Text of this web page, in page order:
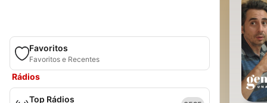
Favoritos
Favoritos e Recentes
Rádios
Top Rádios